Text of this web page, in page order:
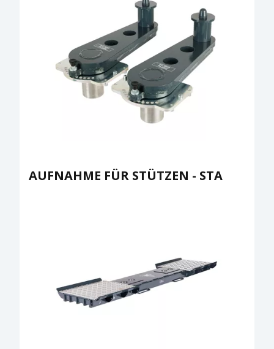
AUFNAHME FÜR STÜTZEN - STA